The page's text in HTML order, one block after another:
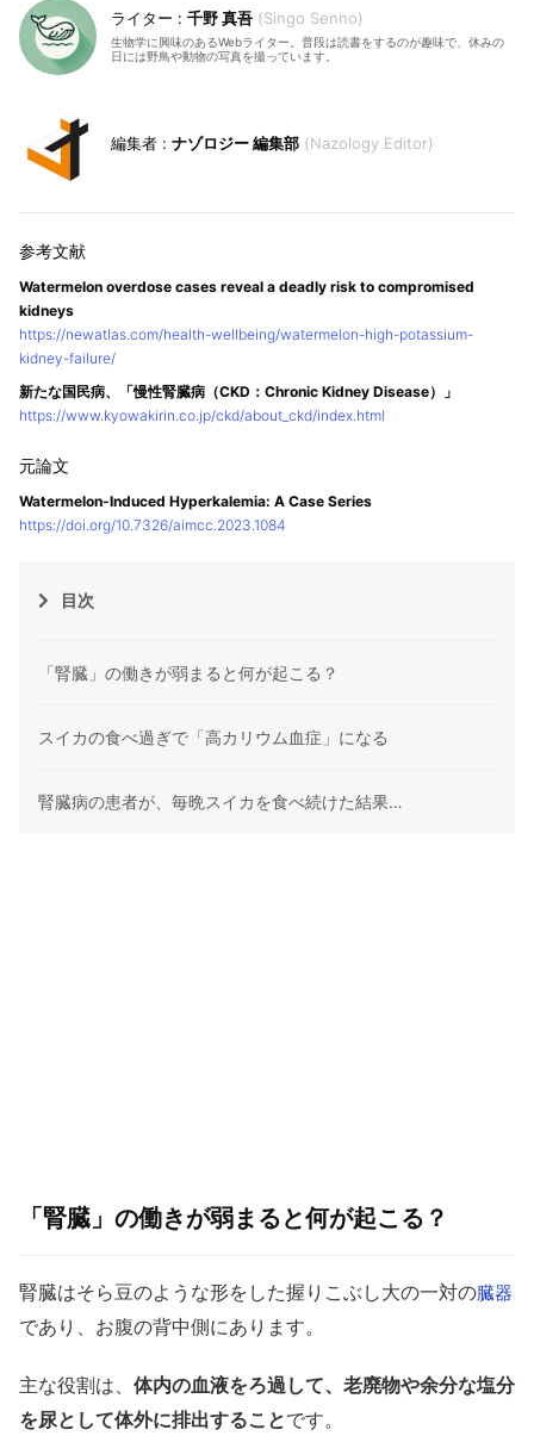
千野 真吾 Singo Senno
生物学に興味のあるWebライター。普段は読書をするのが趣味で、休みの
日には野鳥や動物の写真を撮っています。
ナゾロジー 編集部 Nazology Editor
Watermelon overdose cases reveal a deadly risk to compromised
kidneys
https://newatlas.com/health-wellbeing/watermelon-high-potassium-
kidney-failure/
新たな国民病、「慢性腎臓病（CKD：Chronic Kidney Disease）」
https://www.kyowakirin.co.jp/ckd/about_ckd/index.html
Watermelon-Induced Hyperkalemia: A Case Series
https://doi.org/10.7326/aimcc.2023.1084
目次
「腎臓」の働きが弱まると何が起こる？
スイカの食べ過ぎで「高カリウム血症」になる
腎臓病の患者が、毎晩スイカを食べ続けた結果…
「腎臓」の働きが弱まると何が起こる？
腎臓はそら豆のような形をした握りこぶし大の一対の臓器
であり、お腹の背中側にあります。
主な役割は、 体内の血液をろ過して、老廃物や余分な塩分
を尿として体外に排出することです。